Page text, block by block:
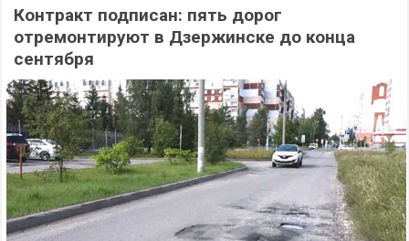
Контракт подписан: пять дорог
отремонтируют в Дзержинске до конца
сентября